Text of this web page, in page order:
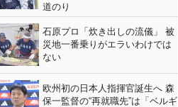
道のり
石原プロ「炊き出しの流儀」 被
災地一番乗りがエラいわけでは
ない
欧州初の日本人指揮官誕生へ 森
保一監督の“再就職先”は「ベルギ